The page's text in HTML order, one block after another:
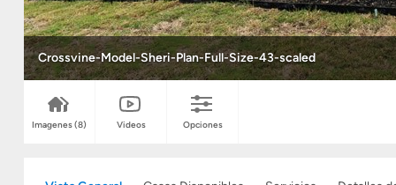
Crossvine-Model-Sheri-Plan-Full-Size-43-scaled
Imagenes(8) Videos Opciones